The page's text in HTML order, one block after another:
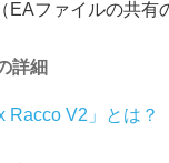
（EAファイルの共有
詳細
Racco V2」とは？